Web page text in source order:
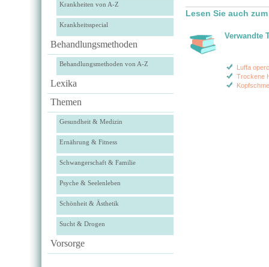
Krankheiten von A-Z
Krankheitsspecial
Behandlungsmethoden
Behandlungsmethoden von A-Z
Lexika
Themen
Gesundheit & Medizin
Ernährung & Fitness
Schwangerschaft & Familie
Psyche & Seelenleben
Schönheit & Ästhetik
Sucht & Drogen
Vorsorge
Lesen Sie auch
Verwandte
Luffa
Trockene